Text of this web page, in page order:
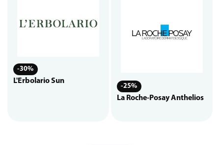
-30%
L'Erbolario Sun
-25%
La Roche-Posay Anthelios